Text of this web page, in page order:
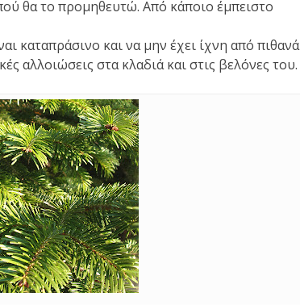
θα το προμηθευτώ. Από κάποιο έμπειστο
καταπράσινο και να μην έχει ίχνη από πιθανά
αλλοιώσεις στα κλαδιά και στις βελόνες του.